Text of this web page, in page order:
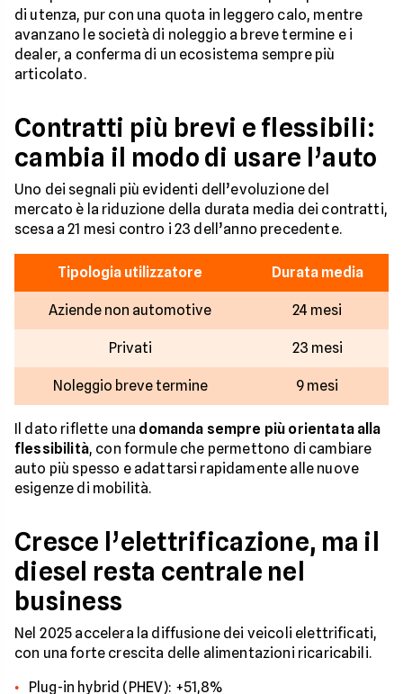
di utenza, pur con una quota in leggero calo, mentre
avanzano le società di noleggio a breve termine e i
dealer, a conferma di un ecosistema sempre più
articolato.
Contratti più brevi e flessibili:
cambia il modo di usare l’auto
Uno dei segnali più evidenti dell’evoluzione del
mercato è la riduzione della durata media dei contratti,
scesa a 21 mesi contro i 23 dell’anno precedente.
Tipologia utilizzatore Durata media
Aziende non automotive 24 mesi
Privati 23 mesi
Noleggio breve termine 9 mesi
Il dato riflette una domanda sempre più orientata alla
flessibilità, con formule che permettono di cambiare
auto più spesso e adattarsi rapidamente alle nuove
esigenze di mobilità.
Cresce l’elettrificazione, ma il
diesel resta centrale nel
business
Nel 2025 accelera la diffusione dei veicoli elettrificati,
con una forte crescita delle alimentazioni ricaricabili.
Plug-in hybrid (PHEV): +51,8%